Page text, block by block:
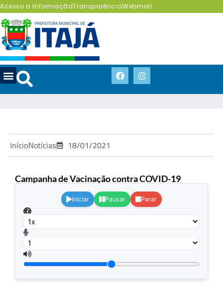
Acesso a InformaçãoTransparênciaWebmail
InícioNotícias 18/01/2021
Campanha de Vacinação contra COVID-19
Iniciar Pausar Parar